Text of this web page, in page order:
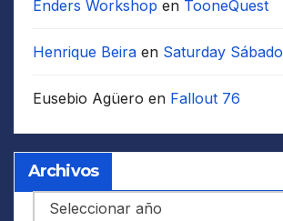
Enders Workshop en TooneQuest
Henrique Beira en Saturday Sábado
Eusebio Agüero en Fallout 76
Archivos
Archivos